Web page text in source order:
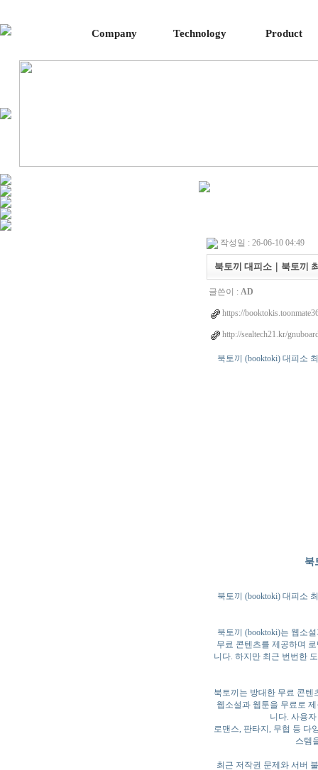
Company Technology Product
작성일 : 26-06-10 04:49
북토끼 대피소｜북토끼
글쓴이 : AD
https://
http://sealtech21.kr/
북토끼 (booktoki) 대피소
북
북토끼 (booktoki) 대피소
북토끼 (booktoki)는 웹소
무료 콘텐츠를 제공하며
니다. 하지만 최근 번번한
북토끼는 방대한 무료 콘
웹소설과 웹툰을 무료로
니다. 사용
로맨스, 판타지, 무협 등 다
스템
최근 저작권 문제와 서버